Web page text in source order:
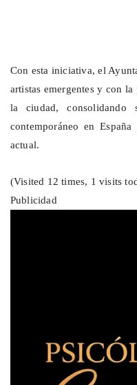
Con esta iniciativa, el
artistas emergentes y con
la ciudad, consolidando
contemporáneo en
actual.
(Visited 12 times, 1 visits
Publicidad